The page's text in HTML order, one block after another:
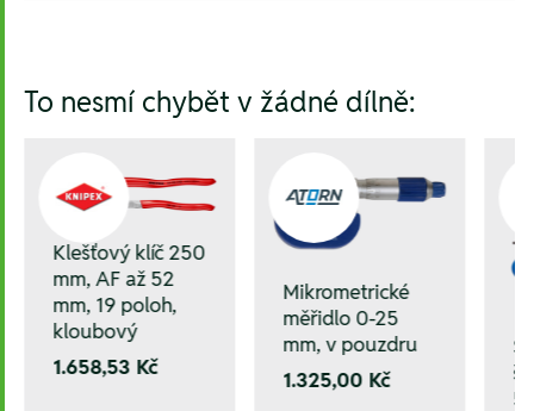
To nesmí chybět v žádné dílně:
Klešťový klíč 250
mm, AF až 52
mm, 19 poloh,
kloubový
1.658,53 Kč
Mikrometrické
měřidlo 0-25
mm, v pouzdru
1.325,00 Kč
5